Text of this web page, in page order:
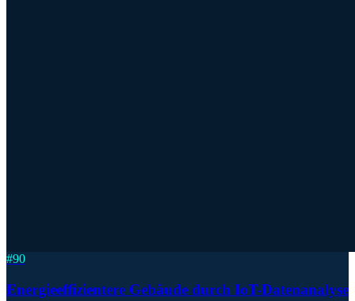
#90
Energieeffizientere Gebäude durch IoT-Datenanalyse